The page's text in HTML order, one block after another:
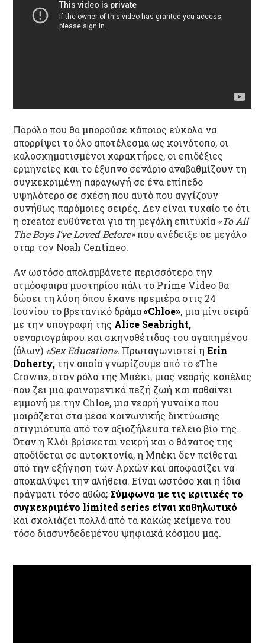
Παρόλο που θα μπορούσε κάποιος εύκολα να
απορρίψει το όλο αποτέλεσμα ως κοινότοπο, οι
καλοσχηματισμένοι χαρακτήρες, οι επιδέξιες
ερμηνείες και το έξυπνο σενάριο αναβαθμίζουν τη
συγκεκριμένη παραγωγή σε ένα επίπεδο
υψηλότερο σε σχέση που αυτό που αγγίζουν
συνήθως παρόμοιες σειρές. Δεν είναι τυχαίο το ότι
η creator ευθύνεται για τη μεγάλη επιτυχία «To All
The Boys I’ve Loved Before»που ανέδειξε σε μεγάλο
σταρ τον Noah Centineo.
Αν ωστόσο απολαμβάνετε περισσότερο την
ατμόσφαιρα μυστηρίου πάλι το Prime Video θα
δώσει τη λύση όπου έκανε πρεμιέρα στις 24
Ιουνίου το βρετανικό δράμα«Chloe», μια μίνι σειρά
με την υπογραφή της Alice Seabright,
σεναριογράφου και σκηνοθέτιδας του αγαπημένου
(όλων) «Sex Education». Πρωταγωνιστεί η Erin
Doherty, την οποία γνωρίζουμε από το «The
Crown», στον ρόλο της Μπέκι, μιας νεαρής κοπέλας
που ζει μια φαινομενικά πεζή ζωή και παθαίνει
εμμονή με την Chloe, μια νεαρή γυναίκα που
μοιράζεται στα μέσα κοινωνικής δικτύωσης
στιγμιότυπα από τον αξιοζήλευτα τέλειο βίο της.
Όταν η Κλόι βρίσκεται νεκρή και ο θάνατος της
αποδίδεται σε αυτοκτονία, η Μπέκι δεν πείθεται
από την εξήγηση των Αρχών και αποφασίζει να
αποκαλύψει την αλήθεια. Είναι ωστόσο και η ίδια
πράγματι τόσο αθώα; Σύμφωνα με τις κριτικές το
συγκεκριμένο limited series είναι καθηλωτικό
και σχολιάζει πολλά από τα κακώς κείμενα του
τόσο διασυνδεδεμένου ψηφιακά κόσμου μας.